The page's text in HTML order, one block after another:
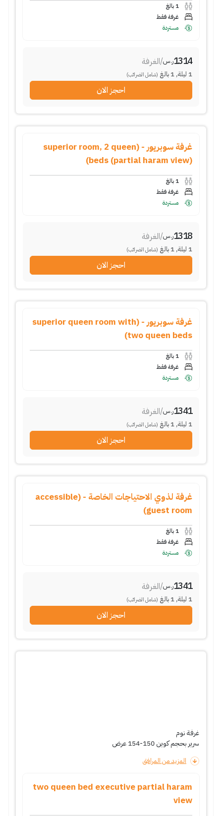
1 بالغ
غرفة فقط
مستردة
1314ر.س/الغرفة
1 ليلة,
1 بالغ (شامل الضرائب)
احجز الان
غرفة سوبريور - (superior room, 2 queen
beds (partial haram view))
1 بالغ
غرفة فقط
مستردة
1318ر.س/الغرفة
1 ليلة,
1 بالغ (شامل الضرائب)
احجز الان
غرفة سوبريور - (superior queen room with
two queen beds)
1 بالغ
غرفة فقط
مستردة
1341ر.س/الغرفة
1 ليلة,
1 بالغ (شامل الضرائب)
احجز الان
غرفة لذوي الاحتياجات الخاصة - (accessible
guest room)
1 بالغ
غرفة فقط
مستردة
1341ر.س/الغرفة
1 ليلة,
1 بالغ (شامل الضرائب)
احجز الان
غرفة نوم
سرير بحجم كوين 150-154 عرض
المزيد من المرافق
two queen bed executive partial haram
view